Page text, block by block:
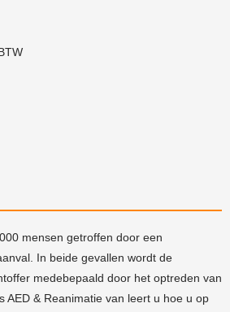
mensen getroffen door een
In beide gevallen wordt de
medebepaald door het optreden van
AED & Reanimatie van leert u hoe u op